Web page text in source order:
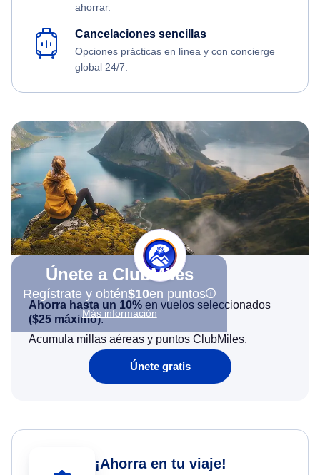
ahorrar.
Cancelaciones sencillas
Opciones prácticas en línea y con concierge
global 24/7.
Únete a ClubMiles
Regístrate y obtén$10en puntos
Más información
Ahorra hasta un 10% en vuelos seleccionados
($25 máximo).
Acumula millas aéreas y puntos ClubMiles.
Únete gratis
¡Ahorra en tu viaje!